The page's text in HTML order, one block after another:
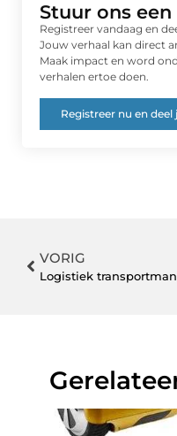
Stuur ons
Registreer vandaag en
Jouw verhaal kan direct
Maak impact en word
verhalen ertoe doen.
Registreer nu en
VORIG